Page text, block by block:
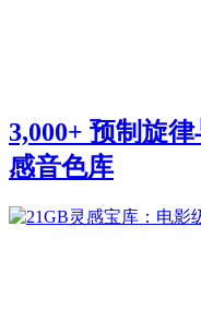
3,000+ 预制旋
感音色库